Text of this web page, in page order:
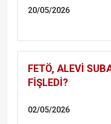
20/05/2026
FETÖ, ALEVİ
FİŞLEDİ?
02/05/2026